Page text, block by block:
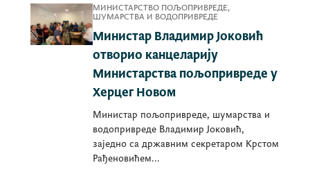
МИНИСТАРСТВО ПОЉОПРИВРЕДЕ,
ШУМАРСТВА И ВОДОПРИВРЕДЕ
Министар Владимир Јоковић
отворио канцеларију
Министарства пољопривреде у
Херцег Новом
Министар пољопривреде, шумарства и
водопривреде Владимир Јоковић,
заједно са државним секретаром Крстом
Рађеновићем...